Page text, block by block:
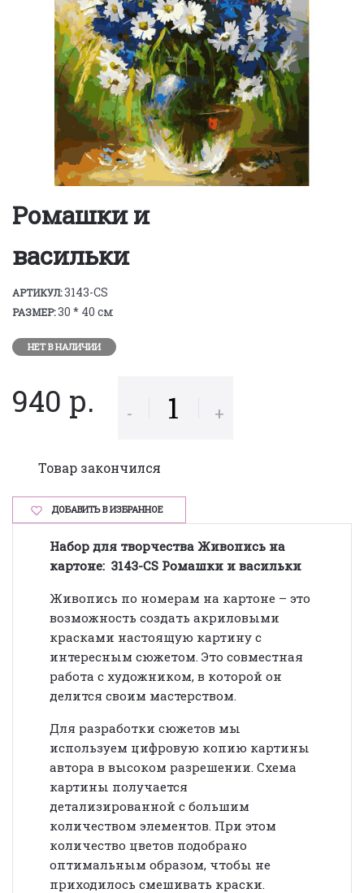
Ромашки и
васильки
АРТИКУЛ:3143-CS
РАЗМЕР:30 * 40 см
НЕТ В НАЛИЧИИ
940 р. - +
Товар закончился
ДОБАВИТЬ В ИЗБРАННОЕ
Набор для творчества Живопись на
картоне: 3143-CS Ромашки и васильки
Живопись по номерам на картоне – это
возможность создать акриловыми
красками настоящую картину с
интересным сюжетом. Это совместная
работа с художником, в которой он
делится своим мастерством.
Для разработки сюжетов мы
используем цифровую копию картины
автора в высоком разрешении. Схема
картины получается
детализированной с большим
количеством элементов. При этом
количество цветов подобрано
оптимальным образом, чтобы не
приходилось смешивать краски.